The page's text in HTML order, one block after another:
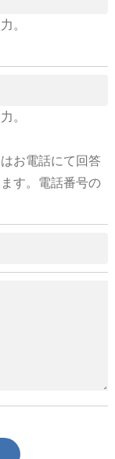
。
。
お電話にて回答
す。電話番号の